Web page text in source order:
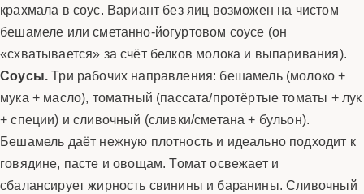
крахмала в соус. Вариант без яиц возможен на чистом
бешамеле или сметанно-йогуртовом соусе (он
«схватывается» за счёт белков молока и выпаривания).
Соусы.Три рабочих направления: бешамель (молоко +
мука + масло), томатный (пассата/протёртые томаты + лук
+ специи) и сливочный (сливки/сметана + бульон).
Бешамель даёт нежную плотность и идеально подходит к
говядине, пасте и овощам. Томат освежает и
сбалансирует жирность свинины и баранины. Сливочный